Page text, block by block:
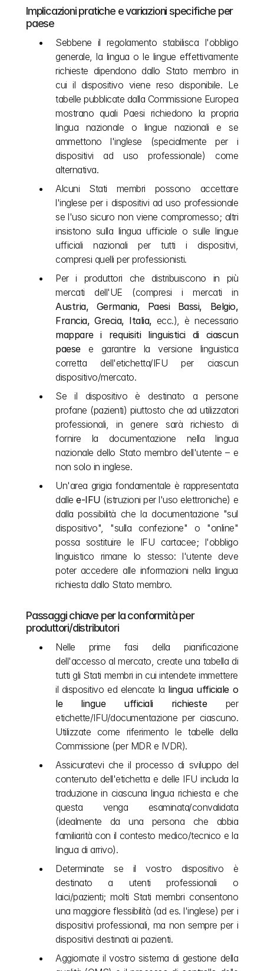
Implicazioni pratiche e variazioni specifiche per
paese
Sebbene il regolamento stabilisca l'obbligo
generale, la lingua o le lingue effettivamente
richieste dipendono dallo Stato membro in
cui il dispositivo viene reso disponibile. Le
tabelle pubblicate dalla Commissione Europea
mostrano quali Paesi richiedono la propria
lingua nazionale o lingue nazionali e se
ammettono l'inglese (specialmente per i
dispositivi ad uso professionale) come
alternativa.
Alcuni Stati membri possono accettare
l'inglese per i dispositivi ad uso professionale
se l'uso sicuro non viene compromesso; altri
insistono sulla lingua ufficiale o sulle lingue
ufficiali nazionali per tutti i dispositivi,
compresi quelli per professionisti.
Per i produttori che distribuiscono in più
Austria, Germania, Paesi Bassi, Belgio,
Francia, Grecia, Italia,
mappare i requisiti linguistici di ciascun
paese e garantire la versione linguistica
corretta dell'etichetta/IFU per ciascun
dispositivo/mercato.
Se il dispositivo è destinato a persone
profane (pazienti) piuttosto che ad utilizzatori
professionali, in genere sarà richiesto di
fornire la documentazione nella lingua
nazionale dello Stato membro dell'utente – e
non solo in inglese.
Un'area grigia fondamentale è rappresentata
dalle e-IFU (istruzioni per l'uso elettroniche) e
dalla possibilità che la documentazione "sul
dispositivo", "sulla confezione" o "online"
possa sostituire le IFU cartacee; l'obbligo
linguistico rimane lo stesso: l'utente deve
poter accedere alle informazioni nella lingua
richiesta dallo Stato membro.
Passaggi chiave per la conformità per
produttori/distributori
Nelle prime fasi della pianificazione
dell'accesso al mercato, create una tabella di
tutti gli Stati membri in cui intendete immettere
il dispositivo ed elencate la lingua ufficiale o
le lingue ufficiali richieste per
etichette/IFU/documentazione per ciascuno.
Utilizzate come riferimento le tabelle della
Commissione (per MDR e IVDR).
Assicuratevi che il processo di sviluppo del
contenuto dell'etichetta e delle IFU includa la
traduzione in ciascuna lingua richiesta e che
questa venga esaminata/convalidata
(idealmente da una persona che abbia
familiarità con il contesto medico/tecnico e la
lingua di arrivo).
Determinate se il vostro dispositivo è
destinato a utenti professionali o
laici/pazienti; molti Stati membri consentono
una maggiore flessibilità (ad es. l'inglese) per i
dispositivi professionali, ma non sempre per i
dispositivi destinati ai pazienti.
Aggiornate il vostro sistema di gestione della